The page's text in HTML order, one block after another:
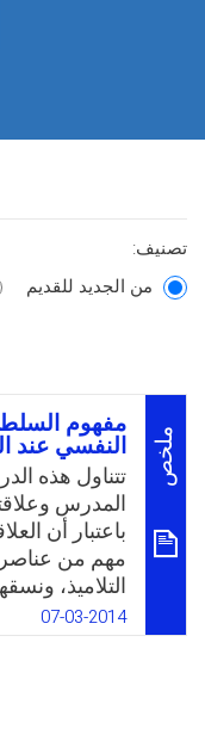
تصنيف:
من الجديد للقديم
ملخص
مفهوم
النفسي عند
تتناول هذه
المدرس
باعتبار أن
مهم من عناصر
التلاميذ،
التربوي لا
مؤسساتنا
07-03-2014